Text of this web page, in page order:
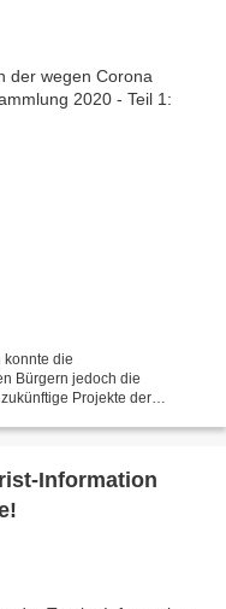
konnte die
Bürgern jedoch die
Projekte der
Information